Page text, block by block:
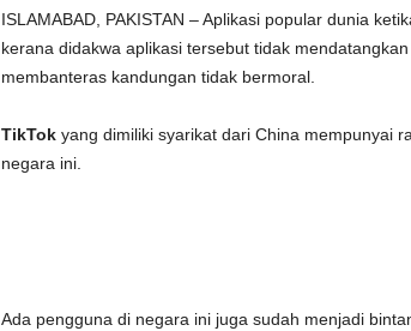
ISLAMABAD, PAKISTAN – Aplikasi popular dunia
kerana didakwa aplikasi tersebut tidak
membanteras kandungan tidak bermoral.
TikTokyang dimiliki syarikat dari China mempunyai
negara ini.
Ada pengguna di negara ini juga sudah menjadi